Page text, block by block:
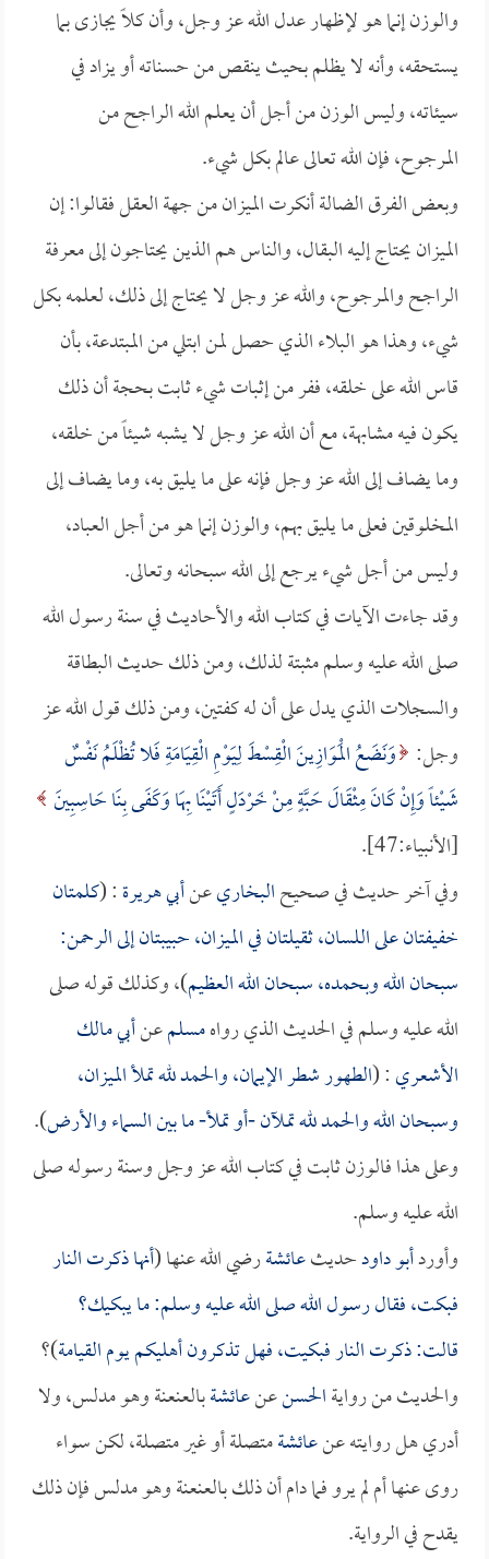
والوزن إنما هو لإظهار عدل الله عز وجل، وأن كلاً يجازى بما
يستحقه، وأنه لا يظلم بحيث ينقص من حسناته أو يزاد في
سيئاته، وليس الوزن من أجل أن يعلم الله الراجح من
المرجوح، فإن الله تعالى عالم بكل شيء.
وبعض الفرق الضالة أنكرت الميزان من جهة العقل فقالوا: إن
الميزان يحتاج إليه البقال، والناس هم الذين يحتاجون إلى معرفة
الراجح والمرجوح، والله عز وجل لا يحتاج إلى ذلك، لعلمه بكل
شيء، وهذا هو البلاء الذي حصل لمن ابتلي من المبتدعة، بأن
قاس الله على خلقه، ففر من إثبات شيء ثابت بحجة أن ذلك
يكون فيه مشابهة، مع أن الله عز وجل لا يشبه شيئاً من خلقه،
وما يضاف إلى الله عز وجل فإنه على ما يليق به، وما يضاف إلى
المخلوقين فعلى ما يليق بهم، والوزن إنما هو من أجل العباد،
وليس من أجل شيء يرجع إلى الله سبحانه وتعالى.
وقد جاءت الآيات في كتاب الله والأحاديث في سنة رسول الله
صلى الله عليه وسلم مثبتة لذلك، ومن ذلك حديث البطاقة
والسجلات الذي يدل على أن له كفتين، ومن ذلك قول الله عز
وجل: وَنَضَعُ الْمَوَازِينَ الْقِسْطَ لِيَوْمِ الْقِيَامَةِ فَلا تُظْلَمُ نَفْسٌ
شَيْئاً وَإِنْ كَانَ مِثْقَالَ حَبَّةٍ مِنْ خَرْدَلٍ أَتَيْنَا بِهَا وَكَفَى بِنَا حَاسِبِينَ
[الأنبياء:47].
وفي آخر حديث في صحيحالبخاريعنأبي هريرة: (كلمتان
خفيفتان على اللسان، ثقيلتان في الميزان، حبيبتان إلى الرحمن:
سبحان الله وبحمده، سبحان الله العظيم)، وكذلك قوله صلى
الله عليه وسلم في الحديث الذي رواهمسلمعنأبي مالك
الأشعري: (الطهور شطر الإيمان، والحمد لله تملأ الميزان،
وسبحان الله والحمد لله تملآن -أو تملأ- ما بين السماء والأرض).
وعلى هذا فالوزن ثابت في كتاب الله عز وجل وسنة رسوله صلى
الله عليه وسلم.
وأوردأبو داودحديثعائشةرضي الله عنها (أنها ذكرت النار
فبكت، فقال رسول الله صلى الله عليه وسلم: ما يبكيك؟
قالت: ذكرت النار فبكيت، فهل تذكرون أهليكم يوم القيامة)؟
والحديث من روايةالحسنعنعائشةبالعنعنة وهو مدلس، ولا
أدري هل روايته عنعائشةمتصلة أو غير متصلة، لكن سواء
روى عنها أم لم يرو فما دام أن ذلك بالعنعنة وهو مدلس فإن ذلك
يقدح في الرواية.